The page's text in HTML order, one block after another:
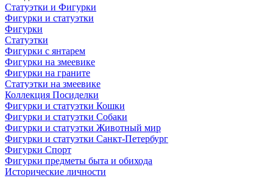
Статуэтки и Фигурки
Фигурки и статуэтки
Фигурки
Статуэтки
Фигурки с янтарем
Фигурки на змеевике
Фигурки на граните
Статуэтки на змеевике
Коллекция Посиделки
Фигурки и статуэтки Кошки
Фигурки и статуэтки Собаки
Фигурки и статуэтки Животный мир
Фигурки и статуэтки Санкт-Петербург
Фигурки Спорт
Фигурки предметы быта и обихода
Исторические личности